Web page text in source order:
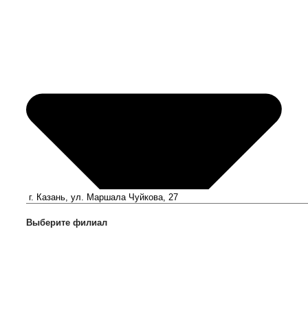
Выберите филиал